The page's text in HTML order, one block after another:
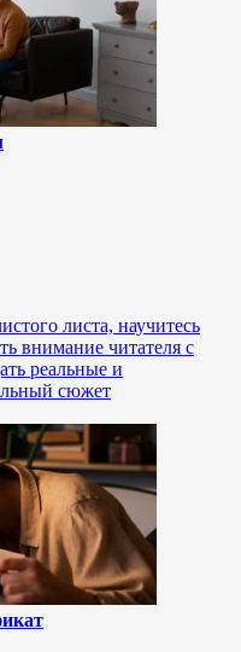
листа, научитесь
внимание читателя с
реальные и
сюжет